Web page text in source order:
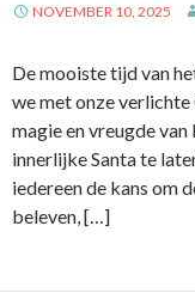
NOVEMBER 10, 2025
De mooiste tijd van
we met onze
magie en vreugde
innerlijke Santa te
iedereen de kans om
beleven, […]